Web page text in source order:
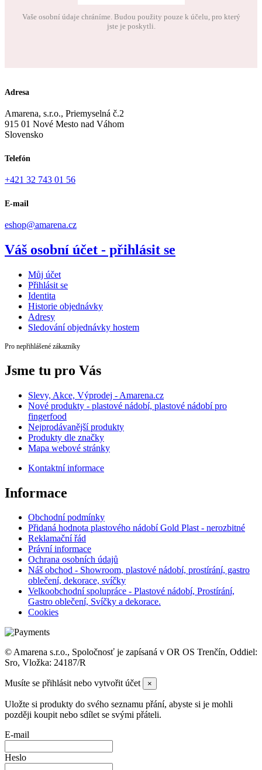
Vaše osobní údaje chráníme. Budou použity pouze k účelu, pro který
jste je poskytli.
Adresa
Amarena, s.r.o., Priemyselná č.2
915 01 Nové Mesto nad Váhom
Slovensko
Telefón
+421 32 743 01 56
E-mail
eshop@amarena.cz
Váš osobní účet - přihlásit se
Můj účet
Přihlásit se
Identita
Historie objednávky
Adresy
Sledování objednávky hostem
Pro nepřihlášené zákazníky
Jsme tu pro Vás
Slevy, Akce, Výprodej - Amarena.cz
Nové produkty - plastové nádobí, plastové nádobí pro
fingerfood
Nejprodávanější produkty
Produkty dle značky
Mapa webové stránky
Kontaktní informace
Informace
Obchodní podmínky
Přidaná hodnota plastového nádobí Gold Plast - nerozbitné
Reklamační řád
Právní informace
Ochrana osobních údajů
Náš obchod - Showroom, plastové nádobí, prostírání, gastro
oblečení, dekorace, svíčky
Velkoobchodní spolupráce - Plastové nádobí, Prostírání,
Gastro oblečení, Svíčky a dekorace.
Cookies
© Amarena s.r.o., Spoločnosť je zapísaná v OR OS Trenčín, Oddiel:
Sro, Vložka: 24187/R
Musíte se přihlásit nebo vytvořit účet ×
Uložte si produkty do svého seznamu přání, abyste si je mohli
později koupit nebo sdílet se svými přáteli.
E-mail
Heslo